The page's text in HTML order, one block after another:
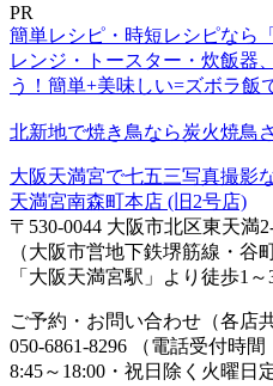
PR
簡単レシピ・時短レシピなら
レンジ・トースター・炊飯器
う！簡単+美味しい=ズボラ飯
北新地で焼き鳥なら炭火焼鳥
大阪天満宮で七五三写真撮
天満宮南森町本店 (旧2号店)
〒530-0044 大阪市北区東天満
（大阪市営地下鉄堺筋線・谷
「大阪天満宮駅」より徒歩1～
ご予約・お問い合わせ（各店共
050-6861-8296 （電話受付時
8:45～18:00・祝日除く火曜